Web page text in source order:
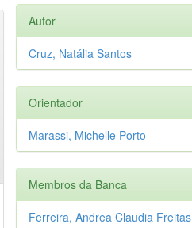
Autor
Cruz, Natália Santos
Orientador
Marassi, Michelle Porto
Membros da Banca
Ferreira, Andrea Claudia Freitas